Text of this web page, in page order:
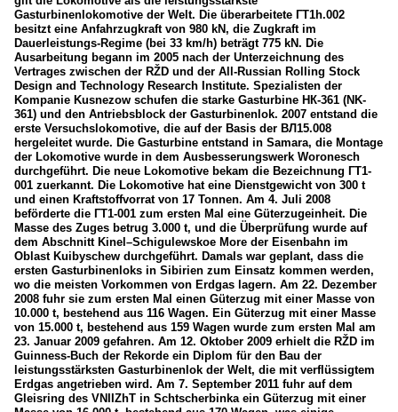
Gasturbinenlokomotive der Welt. Die überarbeitete ГТ1h.002
besitzt eine Anfahrzugkraft von 980 kN, die Zugkraft im
Dauerleistungs-Regime (bei 33 km/h) beträgt 775 kN. Die
Ausarbeitung begann im 2005 nach der Unterzeichnung des
Vertrages zwischen der RŽD und der All-Russian Rolling Stock
Design and Technology Research Institute. Spezialisten der
Kompanie Kusnezow schufen die starke Gasturbine НК-361 (NK-
361) und den Antriebsblock der Gasturbinenlok. 2007 entstand die
erste Versuchslokomotive, die auf der Basis der ВЛ15.008
hergeleitet wurde. Die Gasturbine entstand in Samara, die Montage
der Lokomotive wurde in dem Ausbesserungswerk Woronesch
durchgeführt. Die neue Lokomotive bekam die Bezeichnung ГT1-
001 zuerkannt. Die Lokomotive hat eine Dienstgewicht von 300 t
und einen Kraftstoffvorrat von 17 Tonnen. Am 4. Juli 2008
beförderte die ГT1-001 zum ersten Mal eine Güterzugeinheit. Die
Masse des Zuges betrug 3.000 t, und die Überprüfung wurde auf
dem Abschnitt Kinel–Schigulewskoe More der Eisenbahn im
Oblast Kuibyschew durchgeführt. Damals war geplant, dass die
ersten Gasturbinenloks in Sibirien zum Einsatz kommen werden,
wo die meisten Vorkommen von Erdgas lagern. Am 22. Dezember
2008 fuhr sie zum ersten Mal einen Güterzug mit einer Masse von
10.000 t, bestehend aus 116 Wagen. Ein Güterzug mit einer Masse
von 15.000 t, bestehend aus 159 Wagen wurde zum ersten Mal am
23. Januar 2009 gefahren. Am 12. Oktober 2009 erhielt die RŽD im
Guinness-Buch der Rekorde ein Diplom für den Bau der
leistungsstärksten Gasturbinenlok der Welt, die mit verflüssigtem
Erdgas angetrieben wird. Am 7. September 2011 fuhr auf dem
Gleisring des VNIIZhT in Schtscherbinka ein Güterzug mit einer